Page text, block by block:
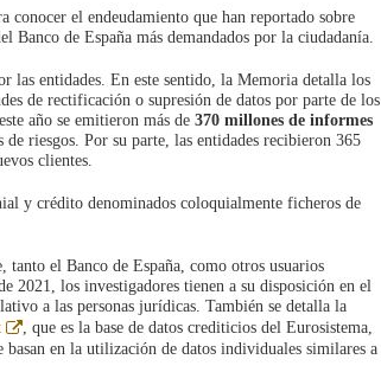
el endeudamiento que han reportado sobre
Banco de España más demandados por la ciudadanía.
las entidades. En este sentido, la Memoria detalla los
de rectificación o supresión de datos por parte de los
año se emitieron más de 370 millones de informes
riesgos. Por su parte, las entidades recibieron 365
clientes.
y crédito denominados coloquialmente ficheros de
el Banco de España, como otros usuarios
2021, los investigadores tienen a su disposición en el
a las personas jurídicas. También se detalla la
Abre
en
ventana
, que es la base de datos crediticios del Eurosistema,
en la utilización de datos individuales similares a